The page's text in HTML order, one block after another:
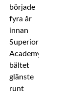
började
fyra år
innan
Superior
Academy-
bältet
glänste
runt